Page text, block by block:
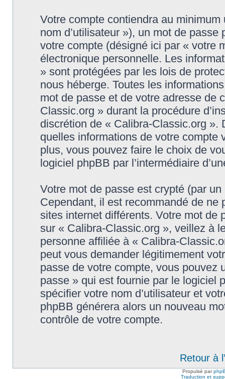
Votre compte contiendra au
nom d’utilisateur »), un mot de
votre compte (désigné ici par « votre
électronique personnelle. Les
» sont protégées par les lois de
nous héberge. Toutes les
mot de passe et de votre adresse de
Classic.org » durant la procédure
discrétion de « Calibra-Classic.org
quelles informations de votre compte
plus, vous pouvez faire le choix de
logiciel phpBB par l’intermédiaire
Votre mot de passe est crypté (par
Cependant, il est recommandé de
sites internet différents. Votre mot de
sur « Calibra-Classic.org », veillez à
personne affiliée à « Calibra-
peut vous demander légitimement
passe de votre compte, vous pouvez
passe » qui est fournie par le logiciel
spécifier votre nom d’utilisateur et
phpBB générera alors un nouveau
contrôle de votre compte.
Retour à
Propulsé par
Traduction et